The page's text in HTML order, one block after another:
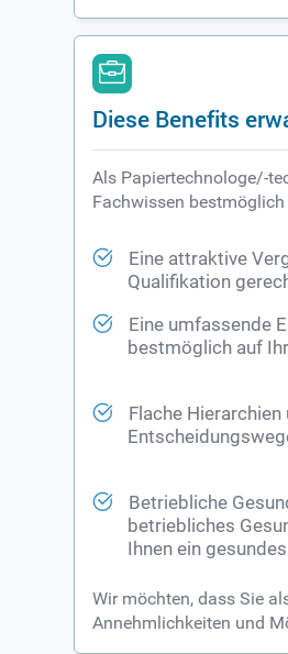
Diese Benefits
Als Papiertechnologe/-
Fachwissen
Eine attraktive
Qualifikation
Eine umfassende
bestmöglich auf
Flache Hierarchien
Betriebliche
betriebliches
Ihnen ein
Wir möchten, dass Sie
Annehmlichkeiten und